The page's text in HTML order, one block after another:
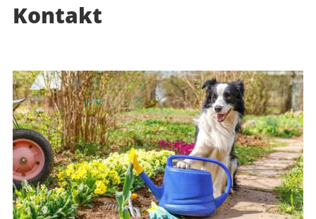
här:
Kontakt
Kontaktuppgifter